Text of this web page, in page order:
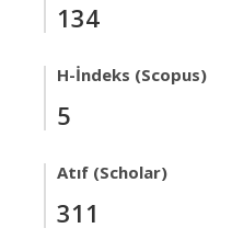
134
H-İndeks (Scopus)
5
Atıf (Scholar)
311